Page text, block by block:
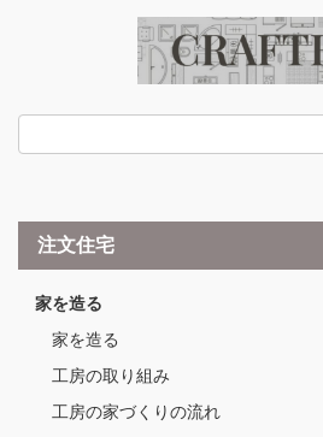
注文住宅
家を造る
家を造る
工房の取り組み
工房の家づくりの流れ